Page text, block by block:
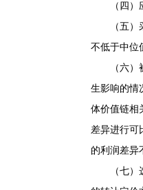
（四）应
（五）采
不低于中位
（六）被
生影响的情
体价值链相
差异进行可
的利润差异
（七）选